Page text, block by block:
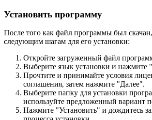
Установить программу
После того как файл программы был
следующим шагам для его установки:
Откройте загруженный файл
Выберите язык установки и
Прочтите и принимайте условия
соглашения, затем нажмите "Далее".
Выберите папку для установки
используйте предложенный вариант
Нажмите "Установить" и дождитесь